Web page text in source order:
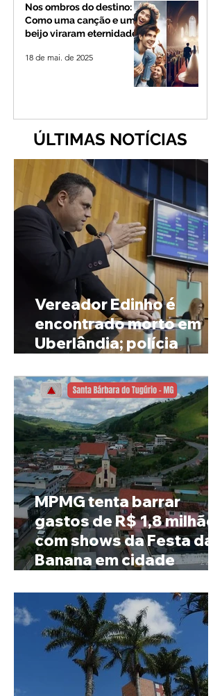
Nos ombros do destino:
Como uma canção e um
beijo viraram eternidade
18 de mai. de 2025
ÚLTIMAS NOTÍCIAS
Vereador Edinho é
encontrado morto em
Uberlândia; polícia
MPMG tenta barrar
gastos de R$ 1,8 milhão
com shows da Festa da
Banana em cidade
4 mil habitantes